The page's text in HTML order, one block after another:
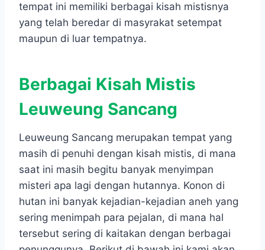
tempat ini memiliki berbagai kisah mistisnya
yang telah beredar di masyrakat setempat
maupun di luar tempatnya.
Berbagai Kisah Mistis
Leuweung Sancang
Leuweung Sancang merupakan tempat yang
masih di penuhi dengan kisah mistis, di mana
saat ini masih begitu banyak menyimpan
misteri apa lagi dengan hutannya. Konon di
hutan ini banyak kejadian-kejadian aneh yang
sering menimpah para pejalan, di mana hal
tersebut sering di kaitakan dengan berbagai